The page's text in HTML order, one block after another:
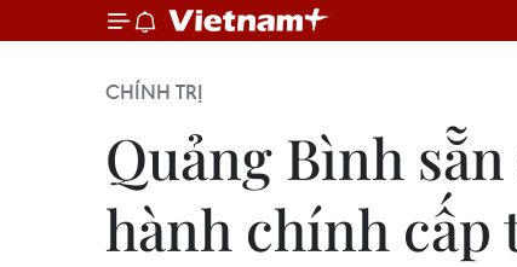
CHÍNH TRỊ
Quảng Bình
hành chính cấp